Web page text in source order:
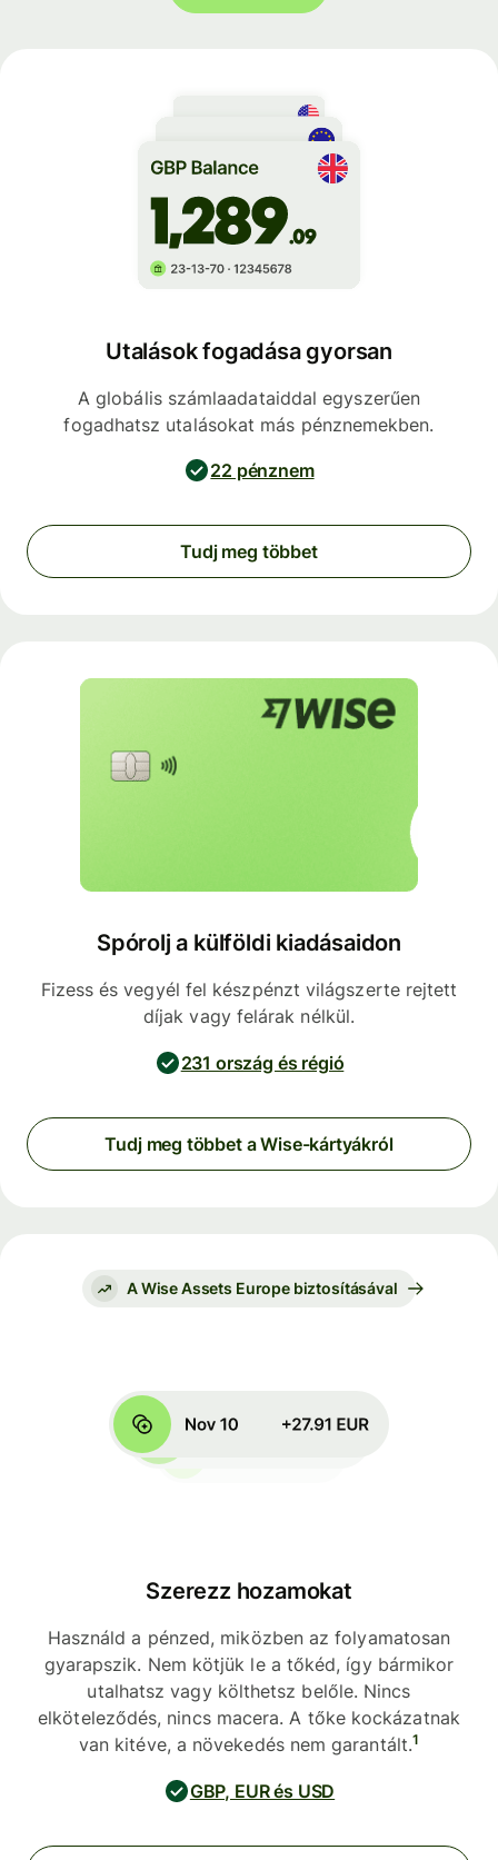
Utalások fogadása gyorsan
A globális számlaadataiddal egyszerűen
fogadhatsz utalásokat más pénznemekben.
22 pénznem
Tudj meg többet
Spórolj a külföldi kiadásaidon
Fizess és vegyél fel készpénzt világszerte rejtett
díjak vagy felárak nélkül.
231 ország és régió
Tudj meg többet a Wise-kártyákról
A Wise Assets Europe biztosításával
Szerezz hozamokat
Használd a pénzed, miközben az folyamatosan
gyarapszik. Nem kötjük le a tőkéd, így bármikor
utalhatsz vagy költhetsz belőle. Nincs
elköteleződés, nincs macera. A tőke kockázatnak
van kitéve, a növekedés nem garantált.1
GBP, EUR és USD